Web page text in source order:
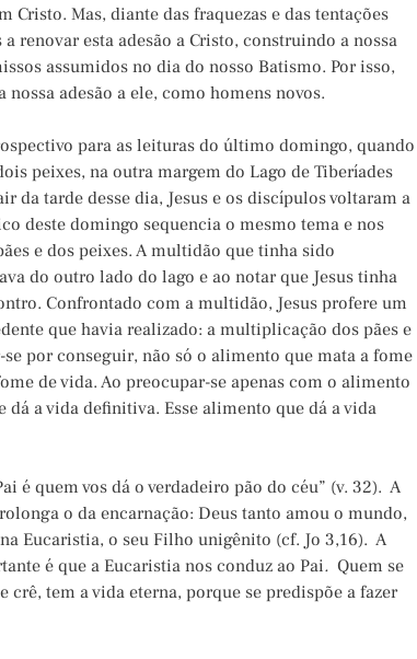
Mas, diante das fraquezas e das tentações
renovar esta adesão a Cristo, construindo a nossa
assumidos no dia do nosso Batismo. Por isso,
adesão a ele, como homens novos.
para as leituras do último domingo, quando
peixes, na outra margem do Lago de Tiberíades
da tarde desse dia, Jesus e os discípulos voltaram a
deste domingo sequencia o mesmo tema e nos
e dos peixes. A multidão que tinha sido
do outro lado do lago e ao notar que Jesus tinha
Confrontado com a multidão, Jesus profere um
que havia realizado: a multiplicação dos pães e
por conseguir, não só o alimento que mata a fome
de vida. Ao preocupar-se apenas com o alimento
a vida definitiva. Esse alimento que dá a vida
é quem vos dá o verdadeiro pão do céu” (v. 32). A
o da encarnação: Deus tanto amou o mundo,
Eucaristia, o seu Filho unigênito (cf. Jo 3,16). A
é que a Eucaristia nos conduz ao Pai. Quem se
crê, tem a vida eterna, porque se predispõe a fazer